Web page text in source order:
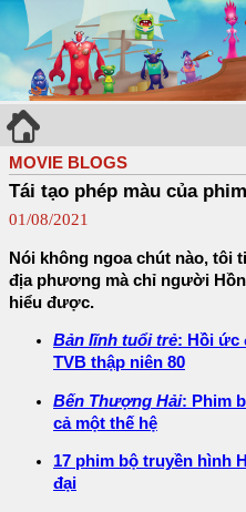
MOVIE BLOGS
Tái tạo phép màu của
01/08/2021
Nói không ngoa chút nào, tôi
địa phương mà chỉ người
hiểu được.
Bản lĩnh tuổi trẻ: Hồi ức
TVB thập niên 80
Bến Thượng Hải: Phim
cả một thế hệ
17 phim bộ truyền hình
đại